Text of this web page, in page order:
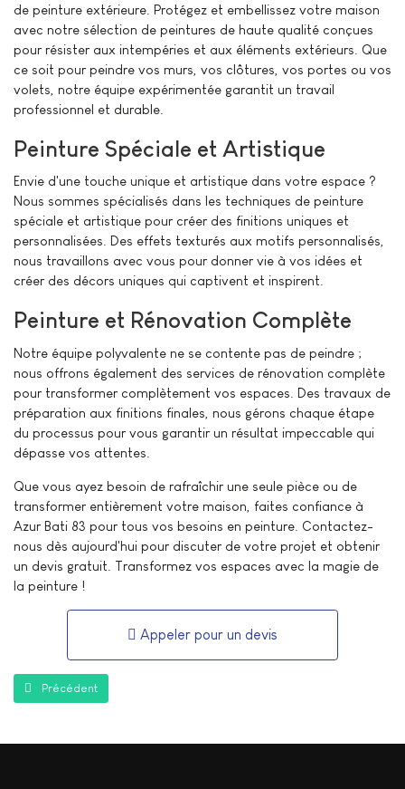
de peinture extérieure. Protégez et embellissez votre maison
avec notre sélection de peintures de haute qualité conçues
pour résister aux intempéries et aux éléments extérieurs. Que
ce soit pour peindre vos murs, vos clôtures, vos portes ou vos
volets, notre équipe expérimentée garantit un travail
professionnel et durable.
Peinture Spéciale et Artistique
Envie d'une touche unique et artistique dans votre espace ?
Nous sommes spécialisés dans les techniques de peinture
spéciale et artistique pour créer des finitions uniques et
personnalisées. Des effets texturés aux motifs personnalisés,
nous travaillons avec vous pour donner vie à vos idées et
créer des décors uniques qui captivent et inspirent.
Peinture et Rénovation Complète
Notre équipe polyvalente ne se contente pas de peindre ;
nous offrons également des services de rénovation complète
pour transformer complètement vos espaces. Des travaux de
préparation aux finitions finales, nous gérons chaque étape
du processus pour vous garantir un résultat impeccable qui
dépasse vos attentes.
Que vous ayez besoin de rafraîchir une seule pièce ou de
transformer entièrement votre maison, faites confiance à
Azur Bati 83 pour tous vos besoins en peinture. Contactez-
nous dès aujourd'hui pour discuter de votre projet et obtenir
un devis gratuit. Transformez vos espaces avec la magie de
la peinture !
Appeler pour un devis
Article précédent : Maçonnerie
Précédent